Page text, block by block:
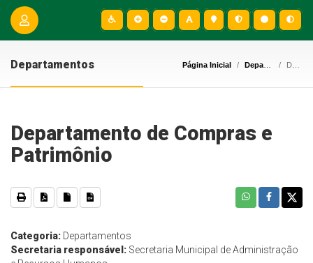
Departamentos Página Inicial Departamentos Departamento de Compras e Patrimônio
Departamento de Compras e
Patrimônio
Categoria: Departamentos
Secretaria responsável: Secretaria Municipal de Administração